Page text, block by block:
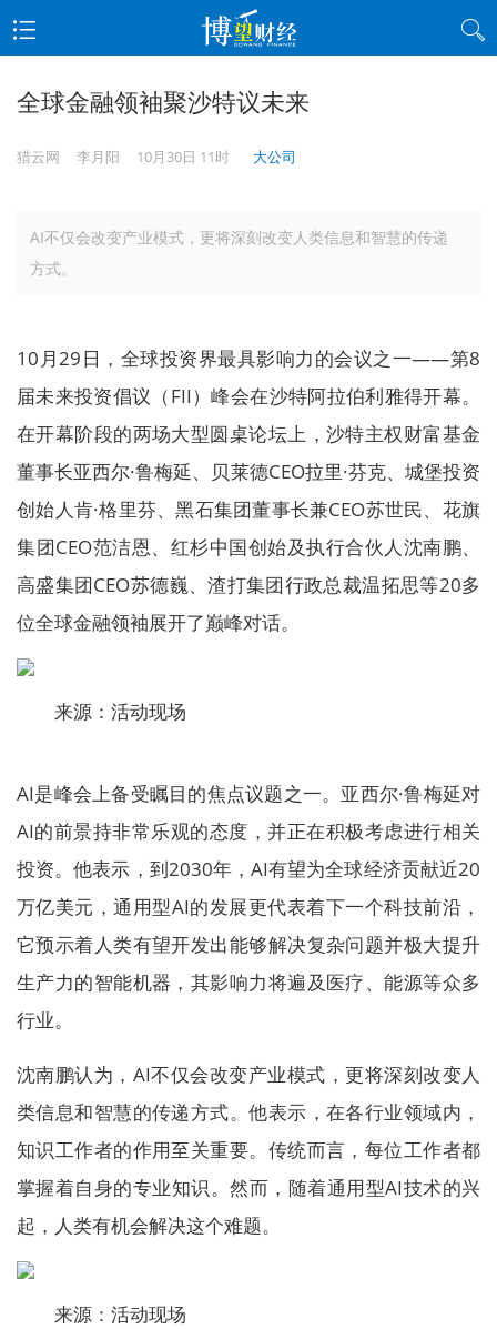
全球金融领袖聚沙特议未来
猎云网 李月阳 10月30日 11时 大公司
AI不仅会改变产业模式，更将深刻改变人类信息和智慧的传递
方式。
10月29日，全球投资界最具影响力的会议之一——第8
届未来投资倡议（FII）峰会在沙特阿拉伯利雅得开幕。
在开幕阶段的两场大型圆桌论坛上，沙特主权财富基金
董事长亚西尔·鲁梅延、贝莱德CEO拉里·芬克、城堡投资
创始人肯·格里芬、黑石集团董事长兼CEO苏世民、花旗
集团CEO范洁恩、红杉中国创始及执行合伙人沈南鹏、
高盛集团CEO苏德巍、渣打集团行政总裁温拓思等20多
位全球金融领袖展开了巅峰对话。
来源：活动现场
AI是峰会上备受瞩目的焦点议题之一。亚西尔·鲁梅延对
AI的前景持非常乐观的态度，并正在积极考虑进行相关
投资。他表示，到2030年，AI有望为全球经济贡献近20
万亿美元，通用型AI的发展更代表着下一个科技前沿，
它预示着人类有望开发出能够解决复杂问题并极大提升
生产力的智能机器，其影响力将遍及医疗、能源等众多
行业。
沈南鹏认为，AI不仅会改变产业模式，更将深刻改变人
类信息和智慧的传递方式。他表示，在各行业领域内，
知识工作者的作用至关重要。传统而言，每位工作者都
掌握着自身的专业知识。然而，随着通用型AI技术的兴
起，人类有机会解决这个难题。
来源：活动现场